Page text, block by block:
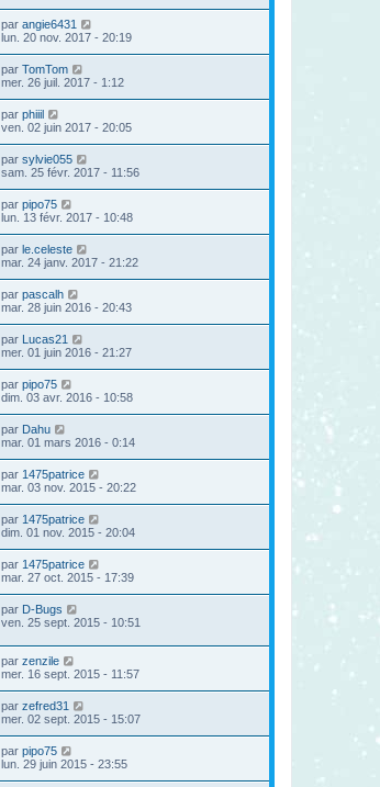
par angie6431
lun. 20 nov. 2017 - 20:19
par TomTom
mer. 26 juil. 2017 - 1:12
par phiiil
ven. 02 juin 2017 - 20:05
par sylvie055
sam. 25 févr. 2017 - 11:56
par pipo75
lun. 13 févr. 2017 - 10:48
par le.celeste
mar. 24 janv. 2017 - 21:22
par pascalh
mar. 28 juin 2016 - 20:43
par Lucas21
mer. 01 juin 2016 - 21:27
par pipo75
dim. 03 avr. 2016 - 10:58
par Dahu
mar. 01 mars 2016 - 0:14
par 1475patrice
mar. 03 nov. 2015 - 20:22
par 1475patrice
dim. 01 nov. 2015 - 20:04
par 1475patrice
mar. 27 oct. 2015 - 17:39
par D-Bugs
ven. 25 sept. 2015 - 10:51
par zenzile
mer. 16 sept. 2015 - 11:57
par zefred31
mer. 02 sept. 2015 - 15:07
par pipo75
lun. 29 juin 2015 - 23:55